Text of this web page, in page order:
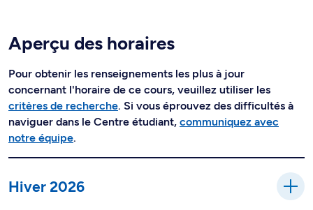
Aperçu des horaires
Pour obtenir les renseignements les plus à jour
concernant l'horaire de ce cours, veuillez utiliser les
critères de recherche. Si vous éprouvez des difficultés à
naviguer dans le Centre étudiant, communiquez avec
notre équipe.
Hiver 2026